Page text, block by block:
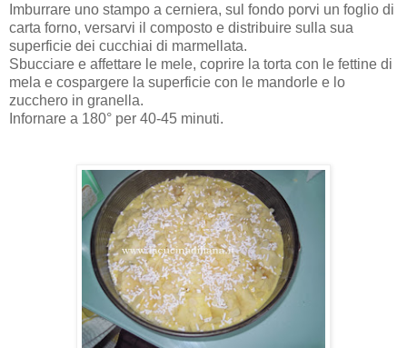
Imburrare uno stampo a cerniera, sul fondo porvi un foglio di
carta forno, versarvi il composto e distribuire sulla sua
superficie dei cucchiai di marmellata.
Sbucciare e affettare le mele, coprire la torta con le fettine di
mela e cospargere la superficie con le mandorle e lo
zucchero in granella.
Infornare a 180° per 40-45 minuti.